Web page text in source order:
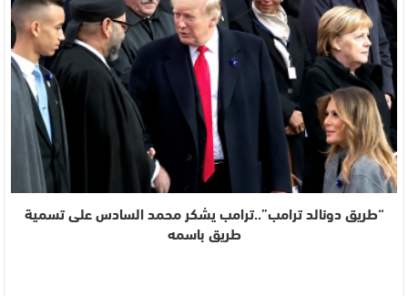
“طريق دونالد ترامب”..ترامب يشكر محمد السادس على تسمية
طريق باسمه